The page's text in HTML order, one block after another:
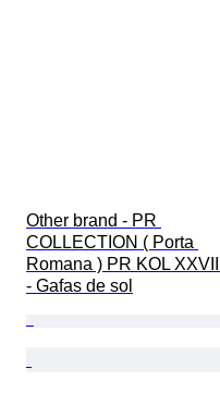
Other brand - PR
COLLECTION ( Porta
Romana ) PR KOL XXVIII
- Gafas de sol